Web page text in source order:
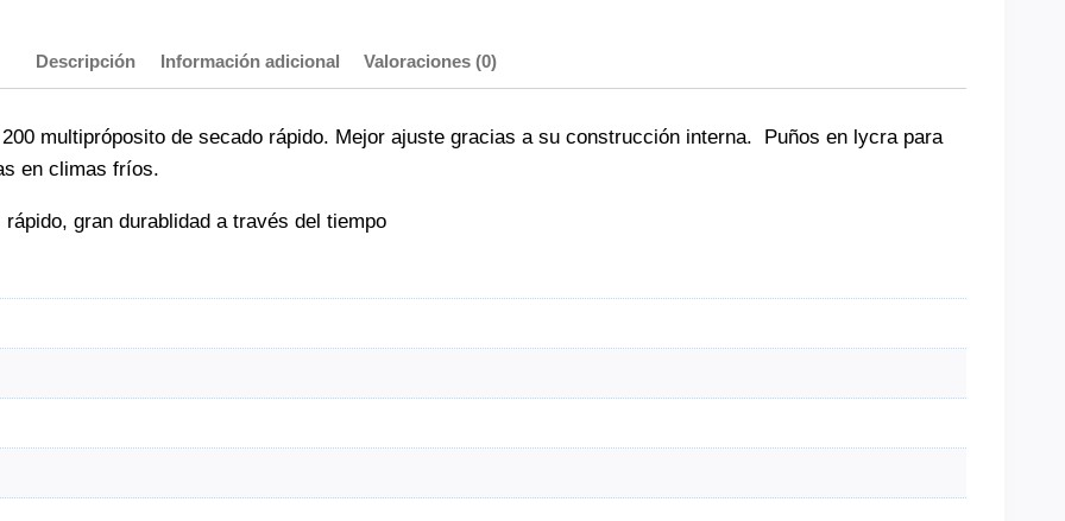
Descripción Información adicional Valoraciones (0)
multipróposito de secado rápido. Mejor ajuste gracias a su construcción interna. Puños en lycra para
en climas fríos.
gran durablidad a través del tiempo